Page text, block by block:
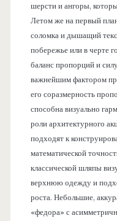
шерсти и ангоры,
Летом же на первый
соломка и дышащий
побережье или в черте
баланс пропорций и
важнейшим фактором
его соразмерность
способна визуально
роли архитектурного
подходят к
математической
классической шляпы
верхнюю одежду и
роста. Небольшие,
«федора» с